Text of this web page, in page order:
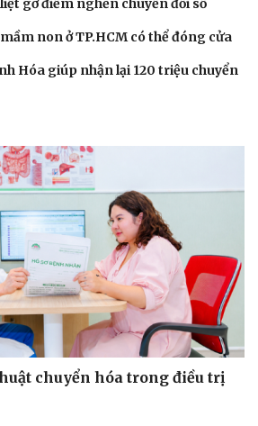
Hạt giống tâm hồn
gỡ điểm nghẽn chuyển đổi số
non ở TP.HCM có thể đóng cửa
Hóa giúp nhận lại 120 triệu chuyển
chuyển hóa trong điều trị